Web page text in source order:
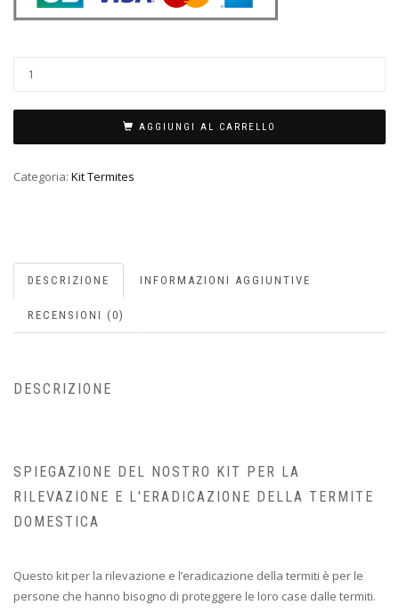
AGGIUNGI AL CARRELLO
Categoria: Kit Termites
DESCRIZIONE INFORMAZIONI AGGIUNTIVE
RECENSIONI (0)
DESCRIZIONE
SPIEGAZIONE DEL NOSTRO KIT PER LA
RILEVAZIONE E L'ERADICAZIONE DELLA TERMITE
DOMESTICA
Questo kit per la rilevazione e l’eradicazione della termiti è per le
persone che hanno bisogno di proteggere le loro case dalle termiti.